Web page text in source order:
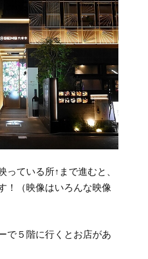
っている所↑まで進むと、
！（映像はいろんな映像
で５階に行くとお店があ